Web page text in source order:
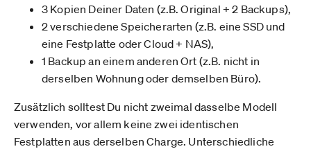
3 Kopien Deiner Daten (z.B. Original + 2 Backups),
2 verschiedene Speicherarten (z.B. eine SSD und
eine Festplatte oder Cloud + NAS),
1 Backup an einem anderen Ort (z.B. nicht in
derselben Wohnung oder demselben Büro).
Zusätzlich solltest Du nicht zweimal dasselbe Modell
verwenden, vor allem keine zwei identischen
Festplatten aus derselben Charge. Unterschiedliche